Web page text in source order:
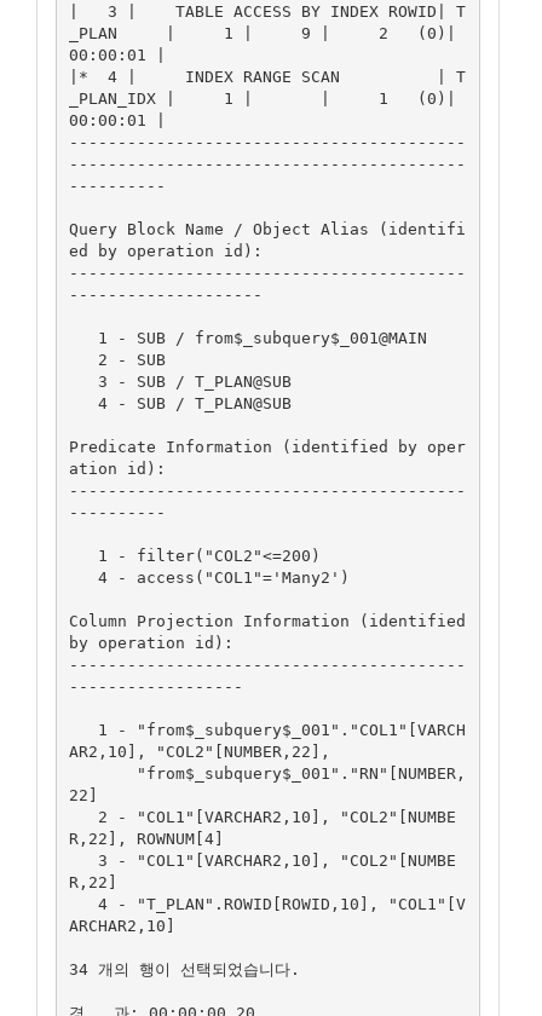
|   3 |    TABLE ACCESS BY INDEX ROWID| T
_PLAN     |     1 |     9 |     2   (0)|
00:00:01 |
|*  4 |     INDEX RANGE SCAN          | T
_PLAN_IDX |     1 |       |     1   (0)|
00:00:01 |
-----------------------------------------
-----------------------------------------
----------
Query Block Name / Object Alias (identifi
ed by operation id):
-----------------------------------------
--------------------
Predicate Information (identified by oper
ation id):
-----------------------------------------
----------
Column Projection Information (identified
by operation id):
-----------------------------------------
------------------
AR2,10], "COL2"[NUMBER,22],
22]
R,22], ROWNUM[4]
R,22]
ARCHAR2,10]
34 개의 행이 선택되었습니다.
경   과: 00:00:00.20